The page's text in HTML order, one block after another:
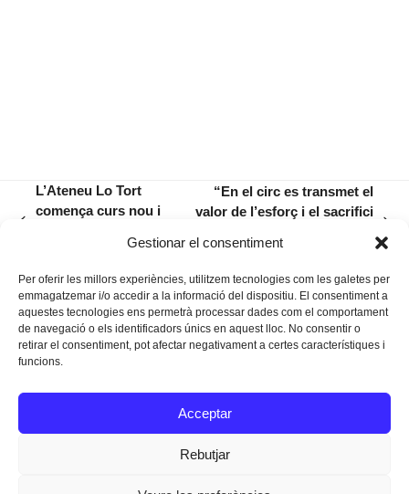
Gestionar el consentiment
Per oferir les millors experiències, utilitzem tecnologies com les galetes per
emmagatzemar i/o accedir a la informació del dispositiu. El consentiment a
aquestes tecnologies ens permetrà processar dades com el comportament
de navegació o els identificadors únics en aquest lloc. No consentir o
retirar el consentiment, pot afectar negativament a certes característiques i
funcions.
Acceptar
Rebutjar
L’Ateneu Lo Tort
comença curs nou i
post:
“En el circ es transmet el
valor de l’esforç i el sacrifici
exercici tècnic”
Instagram
Facebook
Twitter
Texts Legals